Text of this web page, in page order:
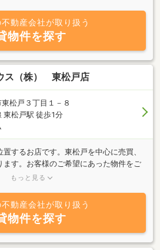
不動産会社が取り扱う
物件を探す
ス（株） 東松戸店
松戸３丁目１－８
東松戸駅 徒歩1分
するお店です。東松戸を中心に売買、
ます。お客様のご希望にあった物件をご
頑張りますので、是非一度ご来店くださ
ればスムーズにご対応できます。）
もっと見る
不動産会社が取り扱う
物件を探す